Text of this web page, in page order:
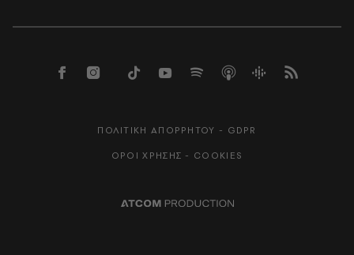
ΠΟΛΙΤΙΚΗ ΑΠΟΡΡΗΤΟΥ - GDPR
ΟΡΟΙ ΧΡΗΣΗΣ - COOKIES